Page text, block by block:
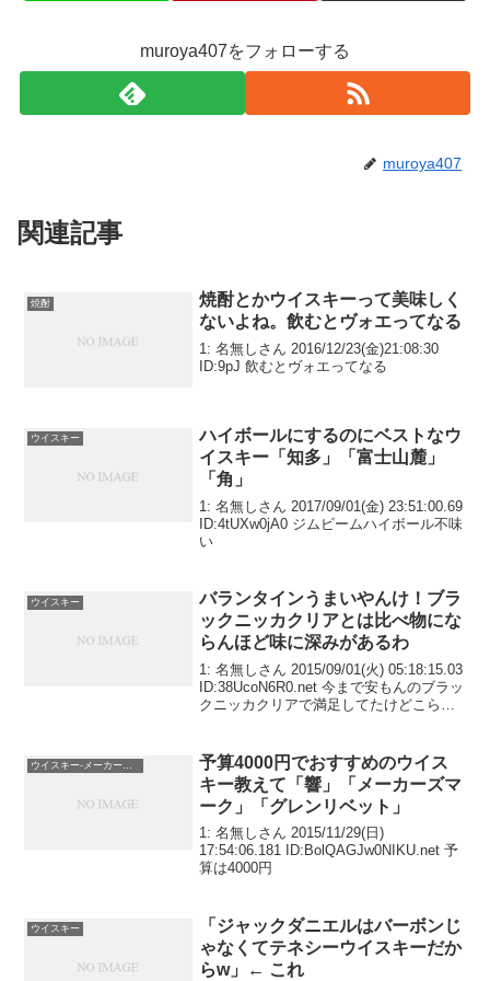
muroya407をフォローする
muroya407
関連記事
焼酎
焼酎とかウイスキーって美味しく
ないよね。飲むとヴォエってなる
1: 名無しさん 2016/12/23(金)21:08:30
ID:9pJ 飲むとヴォエってなる
ウイスキー
ハイボールにするのにベストなウ
イスキー「知多」「富士山麓」
「角」
1: 名無しさん 2017/09/01(金) 23:51:00.69
ID:4tUXw0jA0 ジムビームハイボール不味
い
ウイスキー
バランタインうまいやんけ！ブラ
ックニッカクリアとは比べ物にな
らんほど味に深みがあるわ
1: 名無しさん 2015/09/01(火) 05:18:15.03
ID:38UcoN6R0.net 今まで安もんのブラッ
クニッカクリアで満足してたけどこらう
予算4000円でおすすめのウイス
キー教えて「響」「メーカーズマ
ーク」「グレンリベット」
1: 名無しさん 2015/11/29(日)
17:54:06.181 ID:BolQAGJw0NIKU.net 予
算は4000円
ウイスキー
「ジャックダニエルはバーボンじ
ゃなくてテネシーウイスキーだか
らw」← これ